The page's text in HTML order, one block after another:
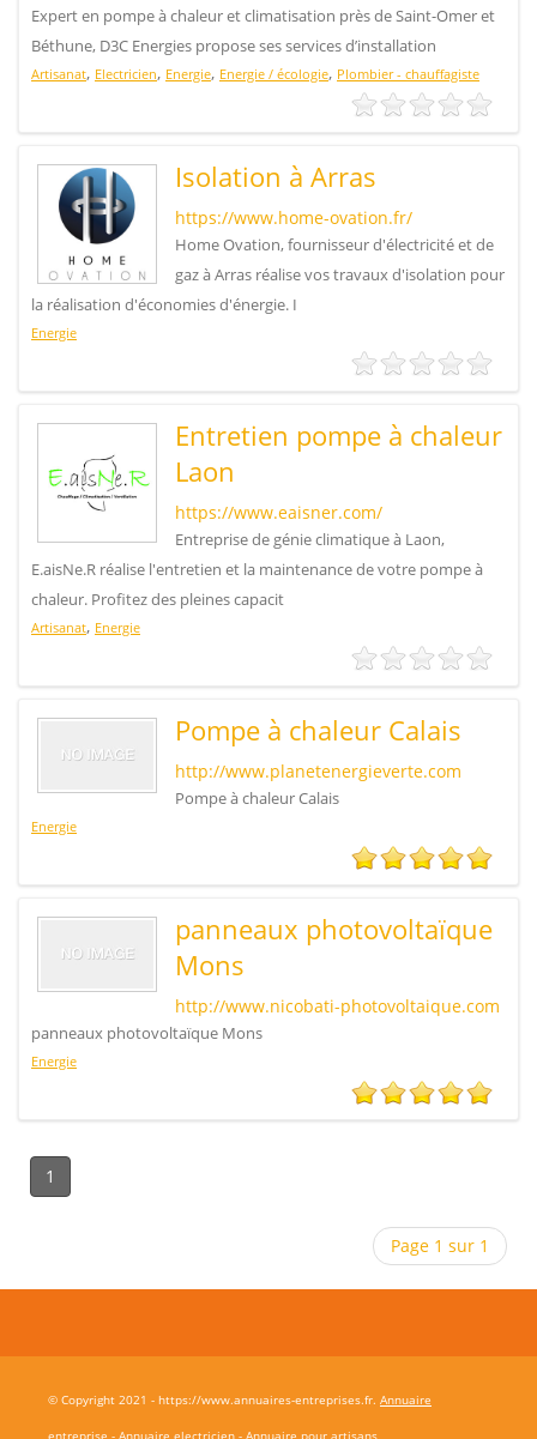
Expert en pompe à chaleur et climatisation près de Saint-Omer et
Béthune, D3C Energies propose ses services d’installation
Artisanat, Electricien, Energie, Energie / écologie, Plombier - chauffagiste
Isolation à Arras
https://www.home-ovation.fr/
Home Ovation, fournisseur d'électricité et de
gaz à Arras réalise vos travaux d'isolation pour
la réalisation d'économies d'énergie. I
Energie
Entretien pompe à chaleur
Laon
https://www.eaisner.com/
Entreprise de génie climatique à Laon,
E.aisNe.R réalise l'entretien et la maintenance de votre pompe à
chaleur. Profitez des pleines capacit
Artisanat, Energie
Pompe à chaleur Calais
http://www.planetenergieverte.com
Pompe à chaleur Calais
Energie
panneaux photovoltaïque
Mons
http://www.nicobati-photovoltaique.com
panneaux photovoltaïque Mons
Energie
1
Page 1 sur 1
© Copyright 2021 - https://www.annuaires-entreprises.fr. Annuaire
entreprise - Annuaire electricien - Annuaire pour artisans